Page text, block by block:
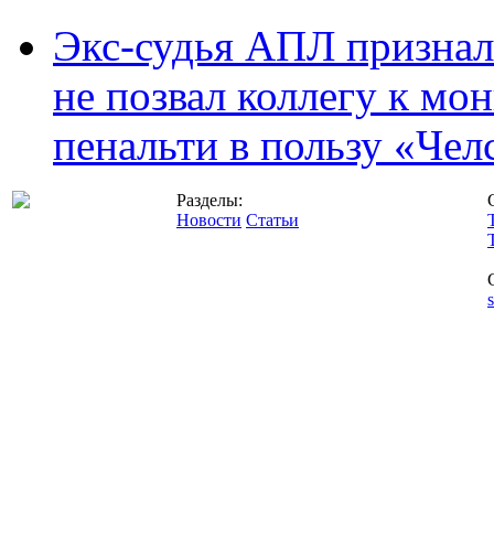
Экс-судья АПЛ
не позвал коллегу к
пенальти в пользу
Разделы:
Новости Статьи